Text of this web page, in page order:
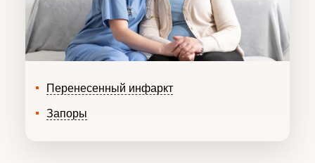
Перенесенный инфаркт
Запоры